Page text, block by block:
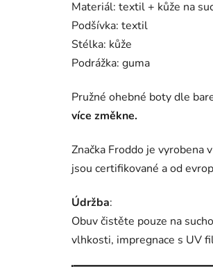
Materiál: textil + kůže na
Podšívka: textil
Stélka: kůže
Podrážka: guma
Pružné ohebné boty dle
více změkne.
Značka Froddo je
jsou certifikované a od
Údržba:
Obuv čistěte pouze na
vlhkosti, impregnace s UV